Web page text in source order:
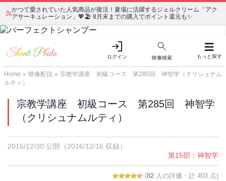
かつて愛されていた人気商品が復活！夏場に活躍するジェルクリーム「アク
アサーキュレーション」💖🏖️ 8月末までの購入でポイント還元も✨
ログイン 映像検索 もっと探す
Home » 映像配信 » 宗教学講座 初級コース 第285回 神智学（クリシュナム
ルティ）
宗教学講座 初級コース 第285回 神智学
（クリシュナムルティ）
2016/12/30 公開
（2016/12/16 収録）
第15部：神智学
(82 人の評価・計 403 点)